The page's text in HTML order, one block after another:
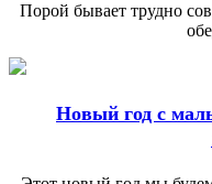
Порой бывает трудно
Новый год с